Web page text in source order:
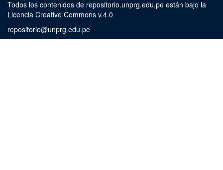
Todos los contenidos de repositorio.unprg.edu.pe están bajo la
Licencia Creative Commons v.4.0
repositorio@unprg.edu.pe